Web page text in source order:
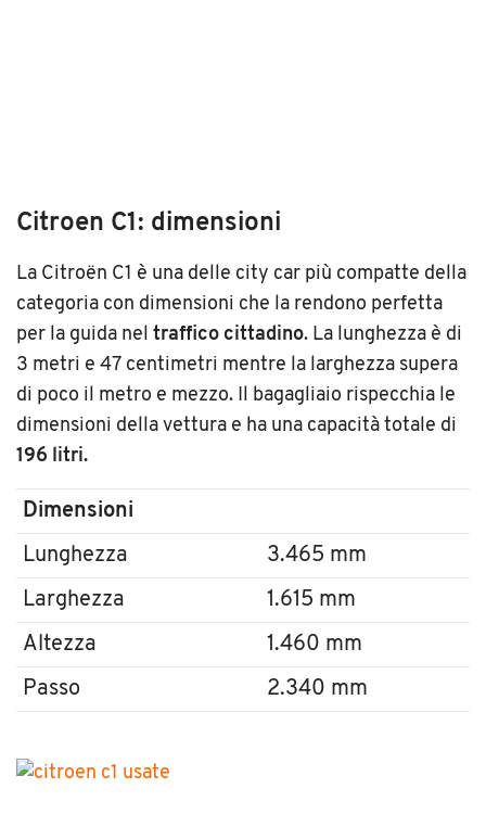
Citroen C1: dimensioni
La Citroën C1 è una delle city car più compatte della
categoria con dimensioni che la rendono perfetta
per la guida nel traffico cittadino. La lunghezza è di
3 metri e 47 centimetri mentre la larghezza supera
di poco il metro e mezzo. Il bagagliaio rispecchia le
dimensioni della vettura e ha una capacità totale di
196 litri.
Dimensioni
Lunghezza 3.465 mm
Larghezza 1.615 mm
Altezza 1.460 mm
Passo 2.340 mm